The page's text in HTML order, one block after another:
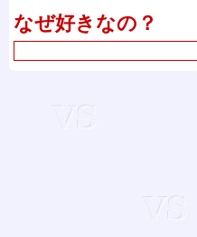
なぜ好きなの？